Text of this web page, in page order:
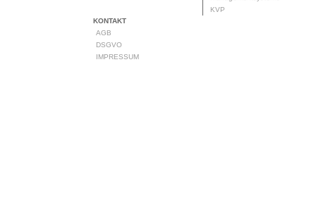
KVP
KONTAKT
AGB
DSGVO
IMPRESSUM